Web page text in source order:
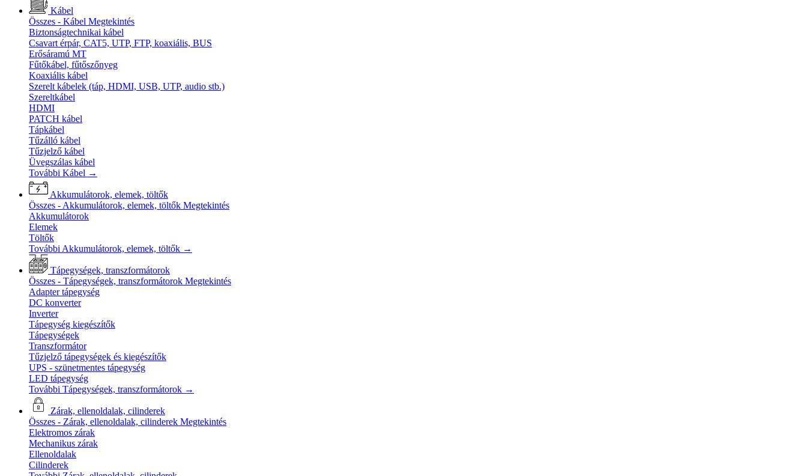
Kábel
Összes - Kábel Megtekintés
Biztonságtechnikai kábel
Csavart érpár, CAT5, UTP, FTP, koaxiális, BUS
Erősáramú MT
Fűtőkábel, fűtőszőnyeg
Koaxiális kábel
Szerelt kábelek (táp, HDMI, USB, UTP, audio stb.)
Szereltkábel
HDMI
PATCH kábel
Tápkábel
Tűzálló kábel
Tűzjelző kábel
Üvegszálas kábel
További Kábel →
Akkumulátorok, elemek, töltők
Összes - Akkumulátorok, elemek, töltők Megtekintés
Akkumulátorok
Elemek
Töltők
További Akkumulátorok, elemek, töltők →
Tápegységek, transzformátorok
Összes - Tápegységek, transzformátorok Megtekintés
Adapter tápegység
DC konverter
Inverter
Tápegység kiegészítők
Tápegységek
Transzformátor
Tűzjelző tápegységek és kiegészítők
UPS - szünetmentes tápegység
LED tápegység
További Tápegységek, transzformátorok →
Zárak, ellenoldalak, cilinderek
Összes - Zárak, ellenoldalak, cilinderek Megtekintés
Elektromos zárak
Mechanikus zárak
Ellenoldalak
Cilinderek